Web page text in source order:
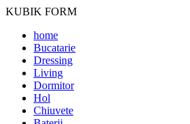
KUBIK FORM
home
Bucatarie
Dressing
Living
Dormitor
Hol
Chiuvete